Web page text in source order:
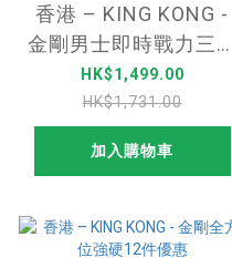
香港 – KING KONG -
金剛男士即時戰力三重
奏
HK$1,499.00
HK$1,731.00
加入購物車